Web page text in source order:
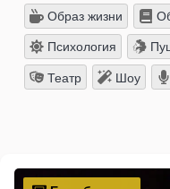
Образ жизни
Психология
Театр Шоу